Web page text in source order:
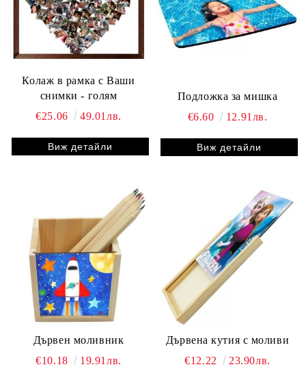
Колаж в рамка с Ваши
снимки - голям
€25.06
49.01лв.
Виж детайли
Подложка за мишка
€6.60
12.91лв.
Виж детайли
Дървен моливник
€10.18
19.91лв.
Дървена кутия с моливи
€12.22
23.90лв.